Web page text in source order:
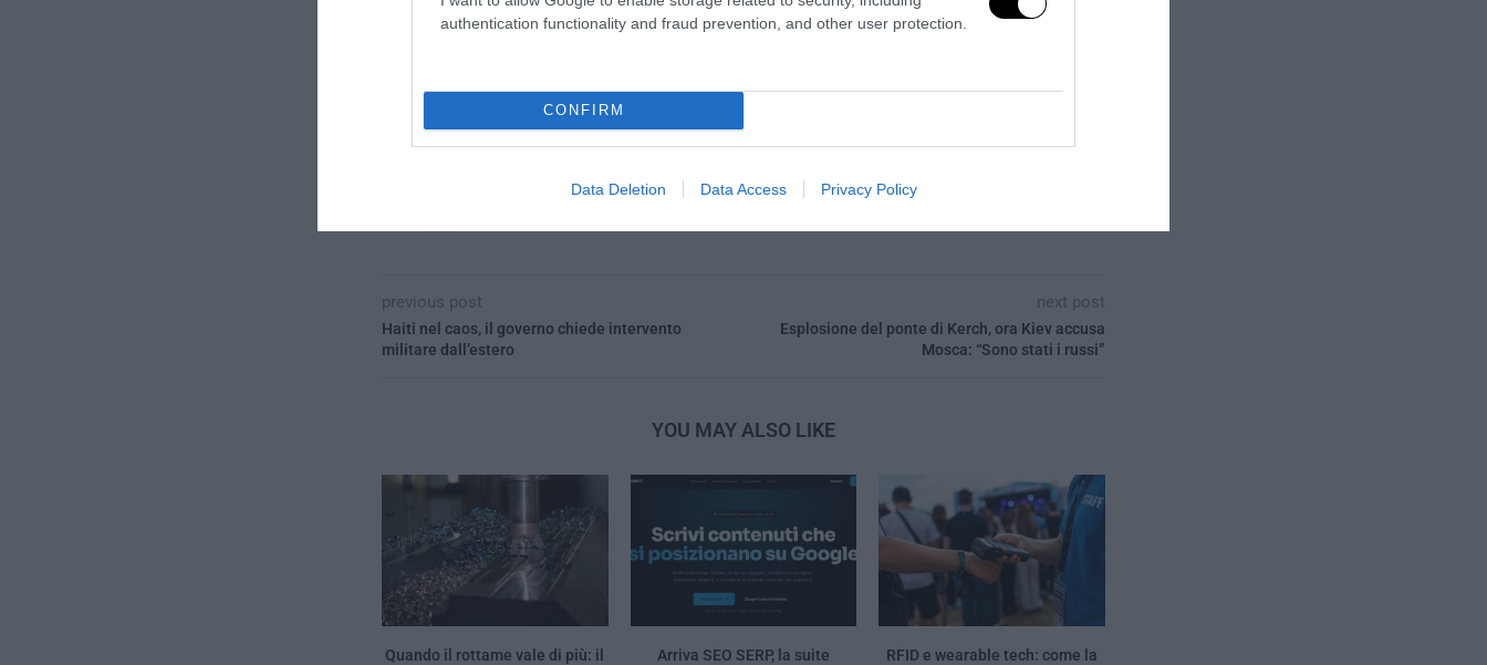
authentication functionality and fraud prevention, and other user protection.
CONFIRM
Data Deletion Data Access Privacy Policy
LA REDAZIONE
previous post
Haiti nel caos, il governo chiede intervento
militare dall’estero
next post
Esplosione del ponte di Kerch, ora Kiev accusa
Mosca: “Sono stati i russi”
YOU MAY ALSO LIKE
Quando il rottame vale di più: il
Arriva SEO SERP, la suite
RFID e wearable tech: come la